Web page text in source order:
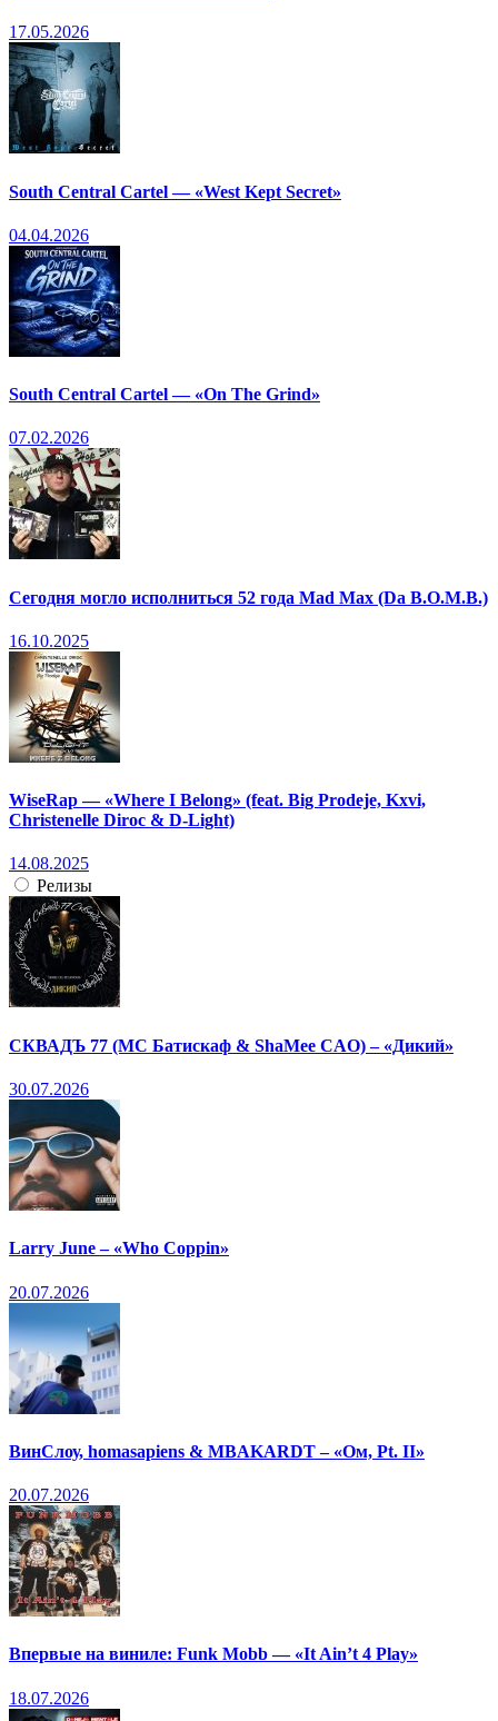
17.05.2026
South Central Cartel — «West Kept Secret»
04.04.2026
South Central Cartel — «On The Grind»
07.02.2026
Сегодня могло исполниться 52 года Mad Max (Da B.O.M.B.)
16.10.2025
WiseRap — «Where I Belong» (feat. Big Prodeje, Kxvi,
Christenelle Diroc & D-Light)
14.08.2025
Релизы
СКВАДЪ 77 (МС Батискаф & ShaMee CAO) – «Дикий»
30.07.2026
Larry June – «Who Coppin»
20.07.2026
ВинСлоу, homasapiens & MBAKARDT – «Ом, Pt. II»
20.07.2026
Впервые на виниле: Funk Mobb — «It Ain’t 4 Play»
18.07.2026